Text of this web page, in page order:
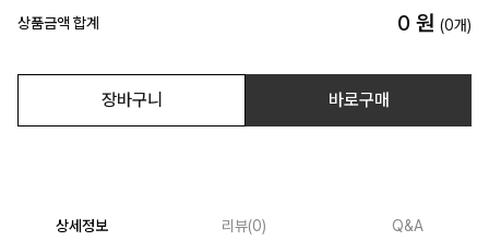
상품금액 합계 0 원 (0개)
장바구니 바로구매
상세정보 리뷰(0) Q&A